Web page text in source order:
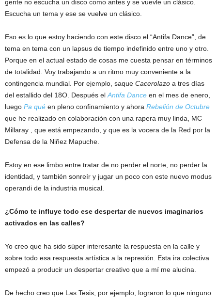
gente no escucha un disco como antes y se vuevle un clásico.
Escucha un tema y ese se vuelve un clásico.
Eso es lo que estoy haciendo con este disco el “Antifa Dance”, de
tema en tema con un lapsus de tiempo indefinido entre uno y otro.
Porque en el actual estado de cosas me cuesta pensar en términos
de totalidad. Voy trabajando a un ritmo muy conveniente a la
contingencia mundial. Por ejemplo, saque Cacerolazo a tres días
del estallido del 18O. Después elAntifa Dance en el mes de enero,
luego Pa qué en pleno confinamiento y ahora Rebelión de Octubre
que he realizado en colaboración con una rapera muy linda, MC
Millaray , que está empezando, y que es la vocera de la Red por la
Defensa de la Niñez Mapuche.
Estoy en ese limbo entre tratar de no perder el norte, no perder la
identidad, y también sonreír y jugar un poco con este nuevo modus
operandi de la industria musical.
¿Cómo te influye todo ese despertar de nuevos imaginarios
activados en las calles?
Yo creo que ha sido súper interesante la respuesta en la calle y
sobre todo esa respuesta artística a la represión. Esta ira colectiva
empezó a producir un despertar creativo que a mí me alucina.
De hecho creo que Las Tesis, por ejemplo, lograron lo que ninguno